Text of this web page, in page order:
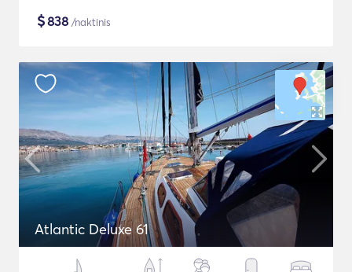
$838 /naktinis
Atlantic Deluxe 61